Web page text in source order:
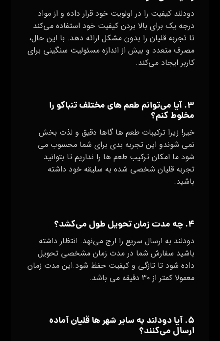
دودلند کیفیت را در اولویت خود قرار داده و از مواد
درجه یک برای بالا بردن کیفیت خود استفاده می‌کند
تا تجربه قلیان را بدون مشکل ارائه دهد. با این حال،
مصرف متعدد و بیش از اندازه مسئولیت سنگینی برای
کاربر ایجاد می‌کند.
۳. آیا می‌توانم طعم‌ های مختلف تنباکو را
مخلوط کنم؟
خیر! زیرا ترکیبات طعم ها گاها دقیق و لذت بخش
نمی شوندو این تجربه بدی برای شما محسوب می
شود ما امکان ترکیب طعم ها را نداریم تا بتوانید
تجربه قلیان شخصی شده به سلیقه خود داشته
باشید.
۴. چه مدت زمان تحویل طول می‌کشد؟
دودلند به ارسال سریع را ارج می‌نهد. انتظار داشته
باشید سفارش شما در مدت زمان مشخصی تحویل
داده شود تا تازگی و کیفیت حفظ شود.این مدت زمان
معمولا کمتر از ۳۰ دقیقه می باشد.
۵. آیا دودلند به سایر شهر ها قلیان آماده
ارسال می‌کنند؟